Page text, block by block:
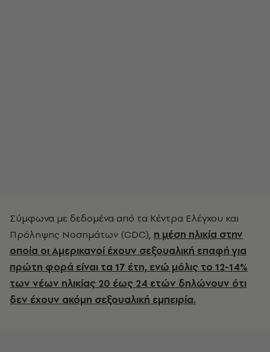
Σύμφωνα με δεδομένα από τα Κέντρα Ελέγχου και
Πρόληψης Νοσημάτων (CDC), η μέση ηλικία στην
οποία οι Αμερικανοί έχουν σεξουαλική επαφή για
πρώτη φορά είναι τα 17 έτη, ενώ μόλις το 12-14%
των νέων ηλικίας 20 έως 24 ετών δηλώνουν ότι
δεν έχουν ακόμη σεξουαλική εμπειρία.